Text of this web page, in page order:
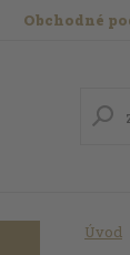
Obchodné
Úvod